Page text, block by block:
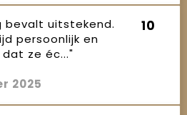
bevalt uitstekend.
persoonlijk en
ze éc..."
10
2025